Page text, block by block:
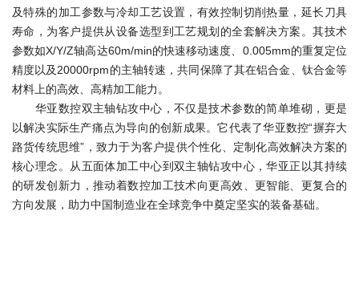
及特殊的加工参数与冷却工艺设置，有效控制切削热量，延长刀具
寿命，为客户提供从设备选型到工艺规划的全套解决方案。其技术
参数如X/Y/Z轴高达60m/min的快速移动速度、0.005mm的重复定位
精度以及20000rpm的主轴转速，共同保障了其在铝合金、钛合金等
材料上的高效、高精加工能力。
华亚数控双主轴钻攻中心，不仅是技术参数的简单堆砌，更是
以解决实际生产痛点为导向的创新成果。它代表了华亚数控“摒弃大
路货传统思维”，致力于为客户提供个性化、定制化高效解决方案的
核心理念。从五面体加工中心到双主轴钻攻中心，华亚正以其持续
的研发创新力，推动着数控加工技术向更高效、更智能、更复合的
方向发展，助力中国制造业在全球竞争中奠定坚实的装备基础。